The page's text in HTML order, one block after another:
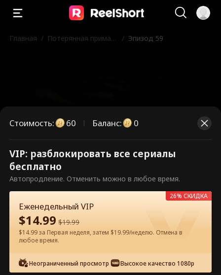
Главная / Потерянная прима-б
/ Эпизод 59
Это платные эпизоды.
Разблокируйте, чтобы смотреть.
60 Разблокировать сейчас
Стоимость: 60 Баланс: 0
VIP: разблокировать все сериалы
бесплатно
Автопродление. Отменить можно в любое время.
Еженедельный VIP
$14.99 $19.99
$14.99 за Первая неделя, затем $19.99/неделю. Отмена в
любое время.
Неограниченный просмотр Высокое качество 1080p
26% СКИДКА